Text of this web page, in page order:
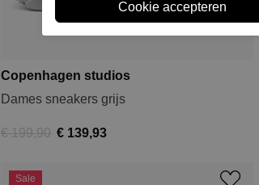
Copenhagen studios
Dames sneakers grijs
€ 199,90 € 139,93
Sale